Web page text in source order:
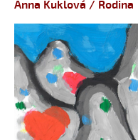
Anna Kuklová / Rodina